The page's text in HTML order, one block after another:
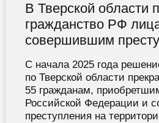
В Тверской области
гражданство РФ
совершившим
С начала 2025 года
по Тверской области
55 гражданам,
Российской Федерации и
преступления на